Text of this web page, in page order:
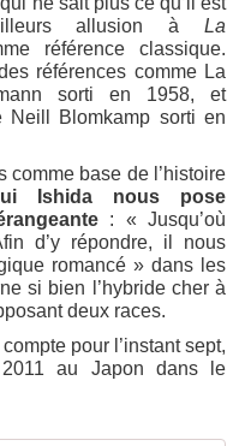
allusion à La
référence classique.
références comme La
sorti en 1958, et
Neill Blomkamp sorti en
comme base de l’histoire
Ishida nous pose
: « Jusqu’où
d’y répondre, il nous
romancé » dans les
si bien l’hybride cher à
deux races.
pour l’instant sept,
au Japon dans le